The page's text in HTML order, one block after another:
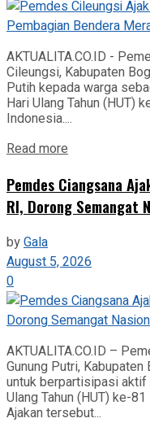
AKTUALITA.CO.ID -
Cileungsi, Kabupaten
Putih kepada warga
Hari Ulang Tahun (HUT)
Indonesia....
Read more
Pemdes Ciangsana
RI, Dorong Semangat
byGala
August 5, 2026
0
AKTUALITA.CO.ID –
Gunung Putri,
untuk berpartisipasi aktif
Ulang Tahun (HUT) ke-
Ajakan tersebut...